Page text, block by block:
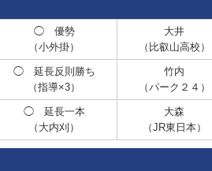
◯優勢
（小外掛）
大井
（比叡山高校）
◯延長反則勝ち
（指導×3）
竹内
（パーク２４）
◯ 延長一本
（大内刈）
大森
（JR東日本）